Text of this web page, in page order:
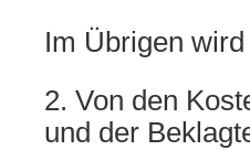
Im Übrigen
2. Von den
und der